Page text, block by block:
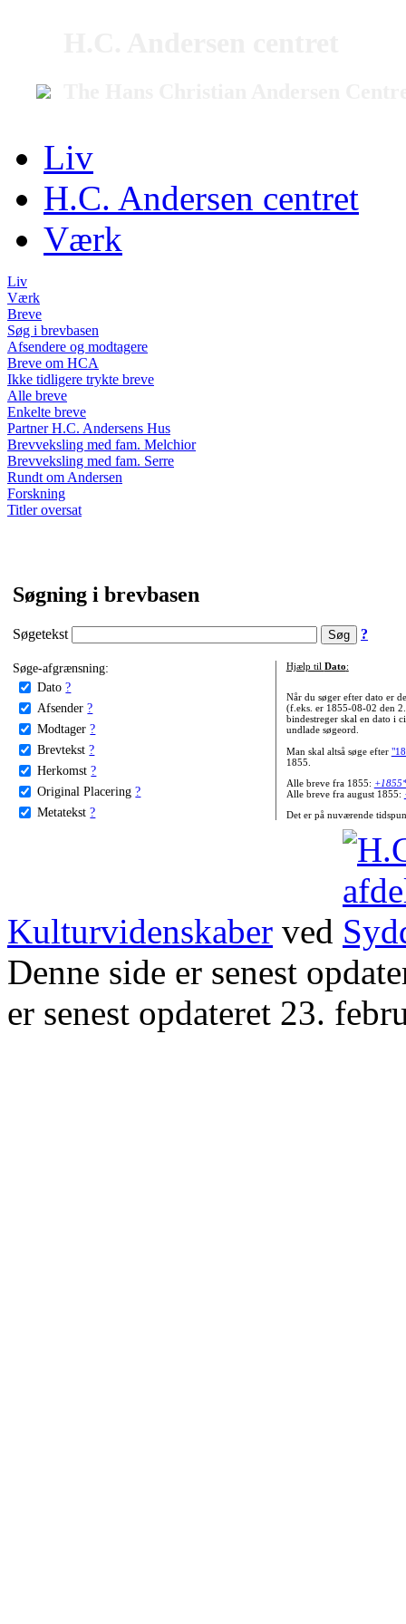
Liv
H.C. Andersen centret
Værk
Liv
Værk
Breve
Søg i brevbasen
Afsendere og modtagere
Breve om HCA
Ikke tidligere trykte breve
Alle breve
Enkelte breve
Partner H.C. Andersens Hus
Brevveksling med fam. Melchior
Brevveksling med fam. Serre
Rundt om Andersen
Forskning
Titler oversat
Søgning i brevbasen
Søgetekst ?
Søge-afgrænsning:
Dato ?
Afsender ?
Modtager ?
Brevtekst ?
Herkomst ?
Original Placering ?
Metatekst ?
Hjælp til Dato:
Når du søger efter dato er
(f.eks. er 1855-08-02 den
bindestreger skal en dato i
undlade søgeord.
Man skal altså søge efter
1855.
Alle breve fra 1855:
Alle breve fra august 1855:
Det er på nuværende
Kulturvidenskaber ved
Denne side er senest
er senest opdateret 23.